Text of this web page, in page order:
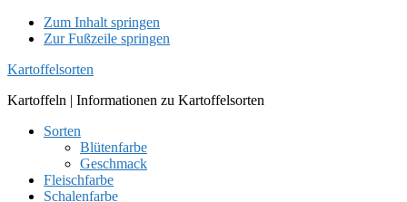
Zum Inhalt springen
Zur Fußzeile springen
Kartoffelsorten
Kartoffeln | Informationen zu Kartoffelsorten
Sorten
Blütenfarbe
Geschmack
Fleischfarbe
Schalenfarbe